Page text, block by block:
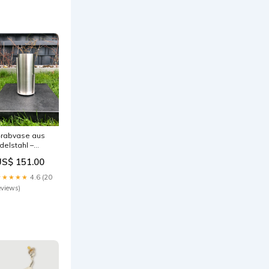
aus
–
Gestell
151.00
4.6 (20